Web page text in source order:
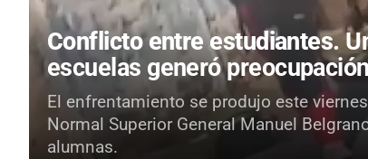
Conflicto entre estudiantes.
escuelas generó
El enfrentamiento se produjo este
Normal Superior General Manuel
alumnas.